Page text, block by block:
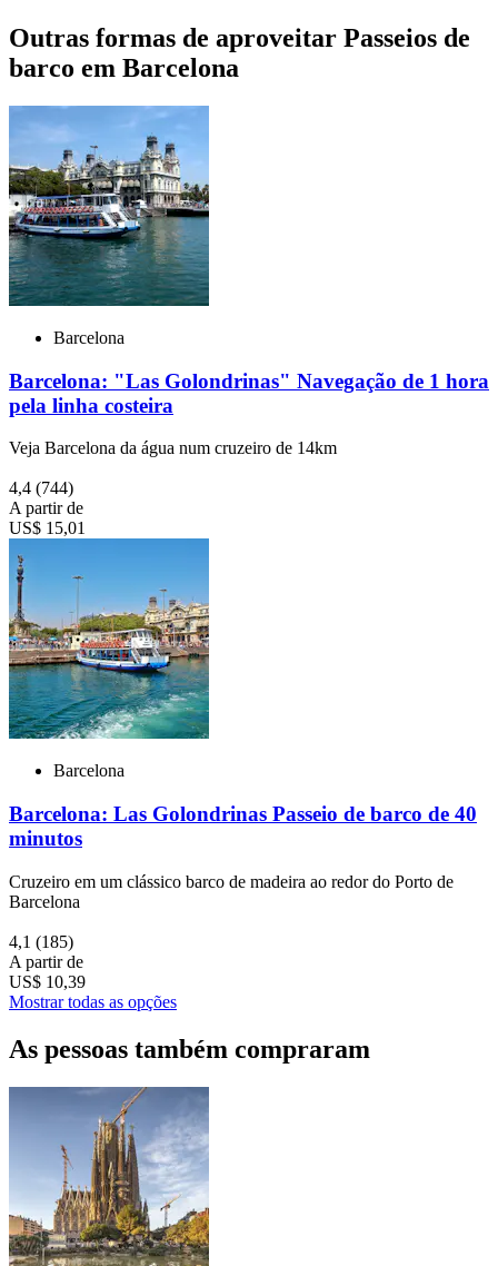
Outras formas de aproveitar Passeios de
barco em Barcelona
Barcelona
Barcelona: "Las Golondrinas" Navegação de 1 hora
pela linha costeira
Veja Barcelona da água num cruzeiro de 14km
4,4 (744)
A partir de
US$ 15,01
Barcelona
Barcelona: Las Golondrinas Passeio de barco de 40
minutos
Cruzeiro em um clássico barco de madeira ao redor do Porto de
Barcelona
4,1 (185)
A partir de
US$ 10,39
Mostrar todas as opções
As pessoas também compraram